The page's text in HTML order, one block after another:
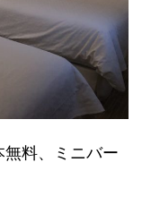
料、ミニバー